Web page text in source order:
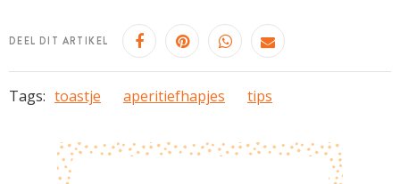
DEEL DIT ARTIKEL
Tags: toastje aperitiefhapjes tips